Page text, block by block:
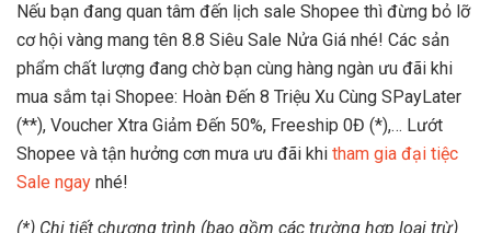
Nếu bạn đang quan tâm đến lịch sale Shopee thì đừng bỏ lỡ
cơ hội vàng mang tên 8.8 Siêu Sale Nửa Giá nhé! Các sản
phẩm chất lượng đang chờ bạn cùng hàng ngàn ưu đãi khi
mua sắm tại Shopee: ​Hoàn Đến 8 Triệu Xu Cùng SPayLater
(**), Voucher Xtra Giảm Đến 50%, Freeship 0Đ (*),… Lướt
Shopee và tận hưởng cơn mưa ưu đãi khi tham gia đại tiệc
Sale ngay nhé!
(*) Chi tiết chương trình (bao gồm các trường hợp loại trừ)